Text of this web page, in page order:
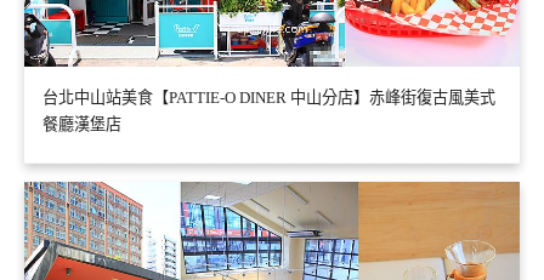
台北中山站美食【PATTIE-O DINER 中山分店】赤峰街復古風美式
餐廳漢堡店